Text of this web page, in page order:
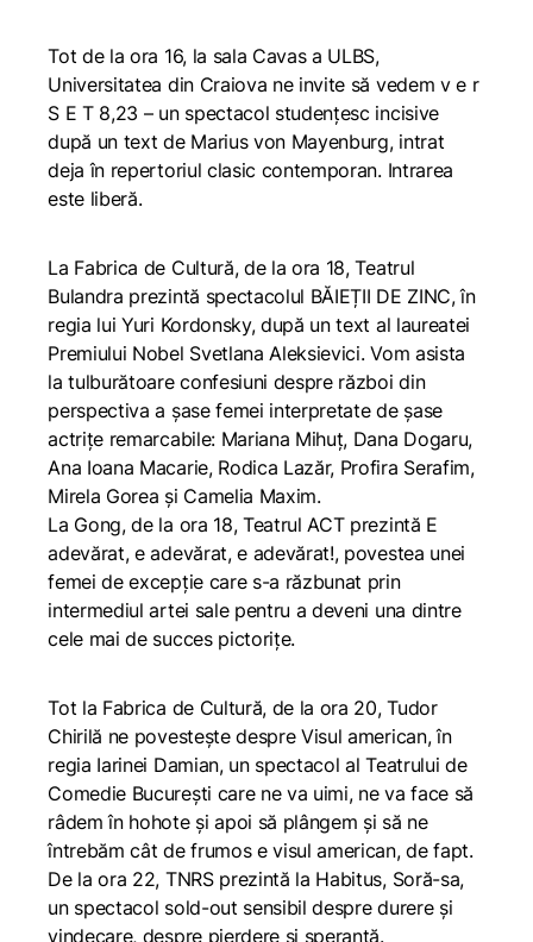
Tot de la ora 16, la sala Cavas a ULBS,
Universitatea din Craiova ne invite să vedem v e r
S E T 8,23 – un spectacol studențesc incisive
după un text de Marius von Mayenburg, intrat
deja în repertoriul clasic contemporan. Intrarea
este liberă.
La Fabrica de Cultură, de la ora 18, Teatrul
Bulandra prezintă spectacolul BĂIEȚII DE ZINC,în
regia lui Yuri Kordonsky, după un text al laureatei
Premiului Nobel Svetlana Aleksievici. Vom asista
la tulburătoare confesiuni despre război din
perspectiva a șase femei interpretate de șase
actrițe remarcabile: Mariana Mihuț, Dana Dogaru,
Ana Ioana Macarie, Rodica Lazăr, Profira Serafim,
Mirela Gorea și Camelia Maxim.
La Gong, de la ora 18, Teatrul ACT prezintă E
adevărat, e adevărat, e adevărat!, povestea unei
femei de excepție care s-a răzbunat prin
intermediul artei sale pentru a deveni una dintre
cele mai de succes pictorițe.
Tot la Fabrica de Cultură, de la ora 20, Tudor
Chirilă ne povestește despreVisul american, în
regia Iarinei Damian, un spectacol al Teatrului de
Comedie București care ne va uimi, ne va face să
râdem în hohote și apoi să plângem și să ne
întrebăm cât de frumos e visul american, de fapt.
De la ora 22, TNRS prezintă la Habitus, Soră-sa,
un spectacol sold-out sensibil despre durere și
vindecare, despre pierdere și speranță.